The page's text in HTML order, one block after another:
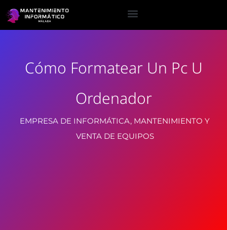
Cómo Formatear Un Pc U
Ordenador
EMPRESA DE INFORMÁTICA, MANTENIMIENTO Y
VENTA DE EQUIPOS